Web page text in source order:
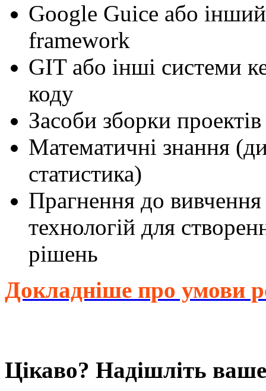
Google Guice або
framework
GIT або інші системи
коду
Засоби зборки
Математичні знання
статистика)
Прагнення до
технологій для
рішень
Докладніше про умови
Цікаво? Надішліть